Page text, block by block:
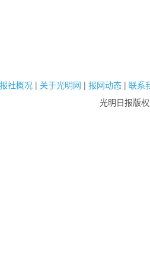
社概况 | 关于光明网 | 报网动态 | 联系
光明日报版